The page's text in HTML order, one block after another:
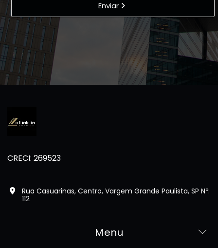
Enviar
CRECI: 269523
Rua Casuarinas, Centro, Vargem Grande Paulista, SP Nº:
112
Menu